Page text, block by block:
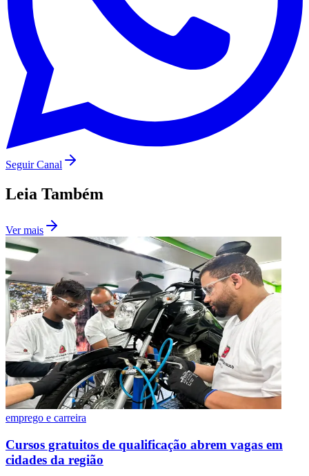
Santos
Seguir Canal
Leia Também
Ver mais
emprego e carreira
Cursos gratuitos de qualificação abrem vagas em
cidades da região